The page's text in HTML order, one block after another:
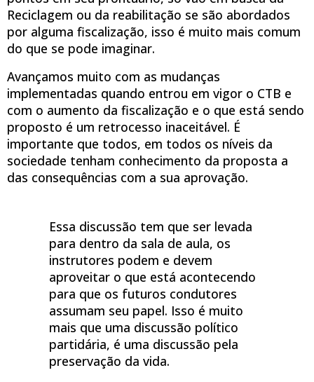
Reciclagem ou da reabilitação se são abordados
por alguma fiscalização, isso é muito mais comum
do que se pode imaginar.
Avançamos muito com as mudanças
implementadas quando entrou em vigor o CTB e
com o aumento da fiscalização e o que está sendo
proposto é um retrocesso inaceitável. É
importante que todos, em todos os níveis da
sociedade tenham conhecimento da proposta a
das consequências com a sua aprovação.
Essa discussão tem que ser levada
para dentro da sala de aula, os
instrutores podem e devem
aproveitar o que está acontecendo
para que os futuros condutores
assumam seu papel. Isso é muito
mais que uma discussão político
partidária, é uma discussão pela
preservação da vida.